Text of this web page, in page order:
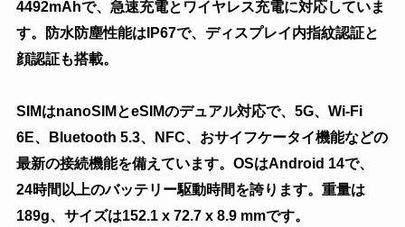
4492mAhで、急速充電とワイヤレス充電に対応していま
す。防水防塵性能はIP67で、ディスプレイ内指紋認証と
顔認証も搭載。
SIMはnanoSIMとeSIMのデュアル対応で、5G、Wi-Fi
6E、Bluetooth 5.3、NFC、おサイフケータイ機能などの
最新の接続機能を備えています。OSはAndroid 14で、
24時間以上のバッテリー駆動時間を誇ります。重量は
189g、サイズは152.1 x 72.7 x 8.9 mmです。